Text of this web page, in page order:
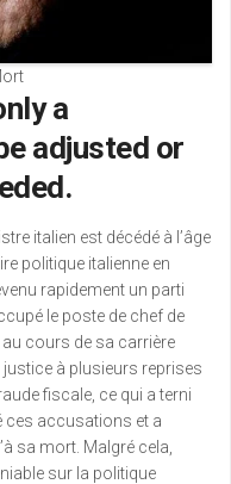
a
adjusted or
italien est décédé à l’âge
politique italienne en
rapidement un parti
le poste de chef de
cours de sa carrière
à plusieurs reprises
fiscale, ce qui a terni
ces accusations et a
sa mort. Malgré cela,
sur la politique